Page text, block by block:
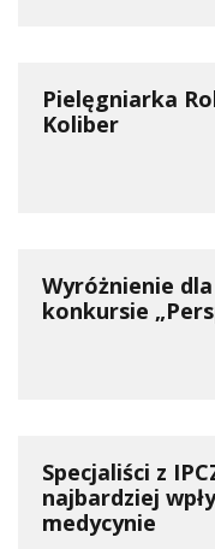
Pielęgniarka
Koliber
Wyróżnienie
konkursie
Specjaliści z
najbardziej
medycynie